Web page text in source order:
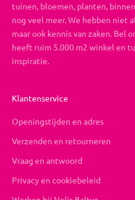
tuinen, bloemen, planten,
nog veel meer. We hebben niet
maar ook kennis van zaken. Bel
heeft ruim 5.000 m2 winkel en
inspiratie.
Klantenservice
Openingstijden en adres
Verzenden en retourneren
Vraag en antwoord
Privacy en cookiebeleid